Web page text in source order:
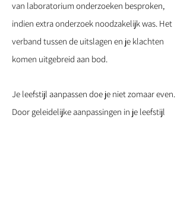
van laboratorium onderzoeken besproken,
indien extra onderzoek noodzakelijk was. Het
verband tussen de uitslagen en je klachten
komen uitgebreid aan bod.
Je leefstijl aanpassen doe je niet zomaar even.
Door geleidelijke aanpassingen in je leefstijl